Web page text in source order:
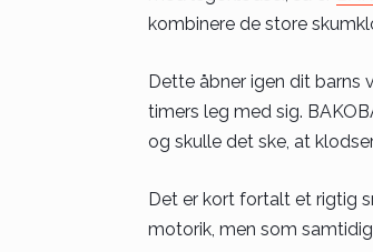
kombinere de store
Dette åbner igen dit barns
timers leg med sig.
og skulle det ske, at
Det er kort fortalt et rigtig
motorik, men som